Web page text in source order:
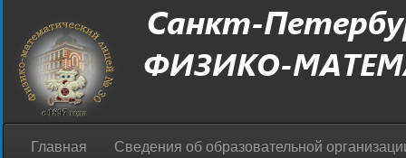
Главная Сведения об образовательной